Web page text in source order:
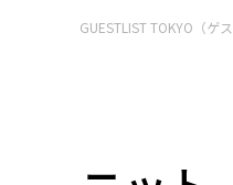
GUESTLIST TOKYO（ゲ